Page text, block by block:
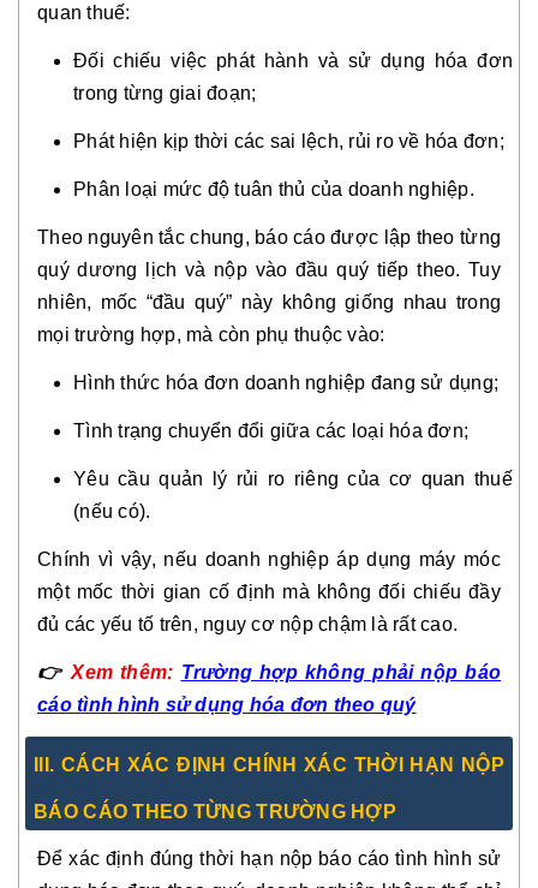
quan thuế:
Đối chiếu việc phát hành và sử dụng hóa đơn
trong từng giai đoạn;
Phát hiện kịp thời các sai lệch, rủi ro về hóa đơn;
Phân loại mức độ tuân thủ của doanh nghiệp.
Theo nguyên tắc chung, báo cáo được lập theo từng
quý dương lịch và nộp vào đầu quý tiếp theo. Tuy
nhiên, mốc “đầu quý” này không giống nhau trong
mọi trường hợp, mà còn phụ thuộc vào:
Hình thức hóa đơn doanh nghiệp đang sử dụng;
Tình trạng chuyển đổi giữa các loại hóa đơn;
Yêu cầu quản lý rủi ro riêng của cơ quan thuế
(nếu có).
Chính vì vậy, nếu doanh nghiệp áp dụng máy móc
một mốc thời gian cố định mà không đối chiếu đầy
đủ các yếu tố trên, nguy cơ nộp chậm là rất cao.
👉 Xem thêm: Trường hợp không phải nộp báo
cáo tình hình sử dụng hóa đơn theo quý
III. CÁCH XÁC ĐỊNH CHÍNH XÁC THỜI HẠN NỘP
BÁO CÁO THEO TỪNG TRƯỜNG HỢP
Để xác định đúng thời hạn nộp báo cáo tình hình sử